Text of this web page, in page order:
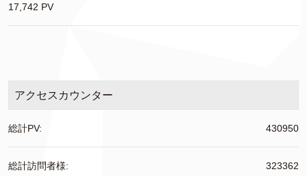
17,742 PV
アクセスカウンター
430950
総計PV:
323362
総計訪問者様: